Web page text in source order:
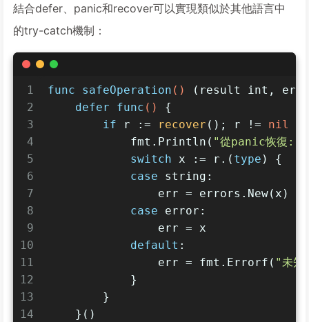
結合defer、panic和recover可以實現類似於其他語言中
的try-catch機制：
1
2
3
4
5
6
7
8
9
10
11
12
13
14
func safeOperation () (result int , err
defer
func ()
{
if r := recover (); r != nil
            fmt.Println(
"從panic恢復:"
switch x := r.( type ) {
case
string :
                err = errors.New(x)
case
error :
                err = x
default :
                err = fmt.Errorf(
"未
            }
        }
    }()